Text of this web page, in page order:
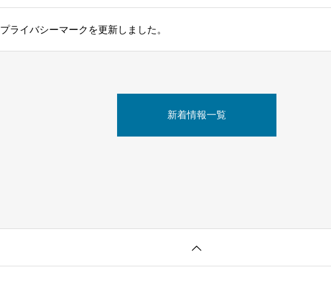
プライバシーマークを更新しました。
新着情報一覧